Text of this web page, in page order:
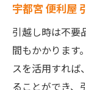
宇都宮 便利屋
引越し時は不要
間もかかります
スを活用すれば
ることができ、